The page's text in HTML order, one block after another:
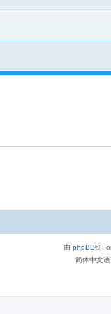
由 phpBB®
简体中文语